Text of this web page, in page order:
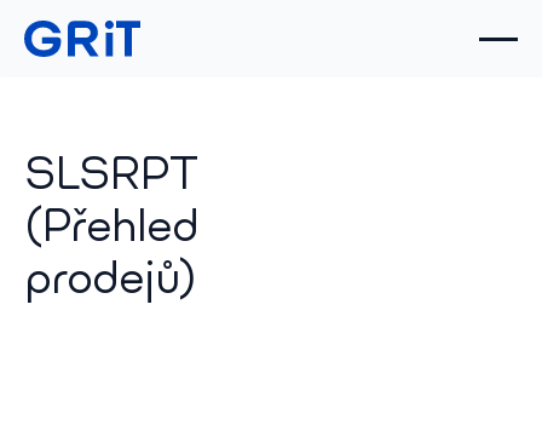
SLSRPT
(Přehled
prodejů)